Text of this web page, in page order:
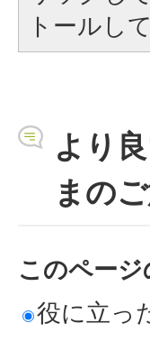
トールし
より
まの
このペー
役に立っ